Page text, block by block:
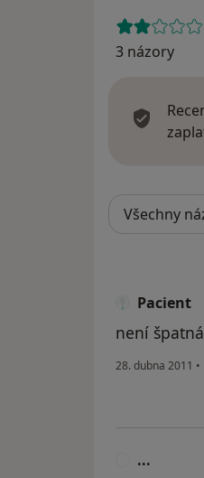
3 názory
Pacient
není
28. dubna 2011 •
...